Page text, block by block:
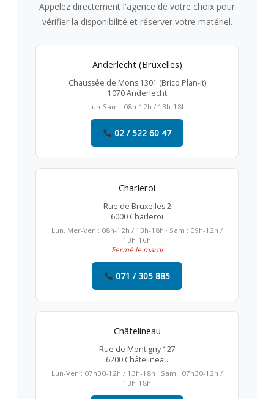
Appelez directement l'agence de votre choix pour
vérifier la disponibilité et réserver votre matériel.
Anderlecht (Bruxelles)
Chaussée de Mons 1301 (Brico Plan-it)
1070 Anderlecht
Lun-Sam : 08h-12h / 13h-18h
02 / 522 60 47
Charleroi
Rue de Bruxelles 2
6000 Charleroi
Lun, Mer-Ven : 08h-12h / 13h-18h · Sam : 09h-12h /
13h-16h
Fermé le mardi
071 / 305 885
Châtelineau
Rue de Montigny 127
6200 Châtelineau
Lun-Ven : 07h30-12h / 13h-18h · Sam : 07h30-12h /
13h-18h